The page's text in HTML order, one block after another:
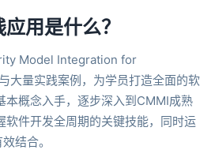
用是什么？
Model Integration for
大量实践案例，为学员打造全面的软
概念入手，逐步深入到CMMI成熟
件开发全周期的关键技能，同时运
结合。